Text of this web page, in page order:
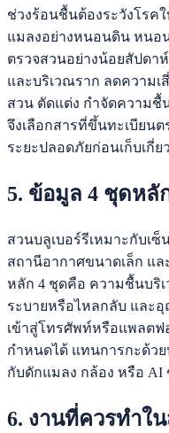
ช่วงร้อนชื้นต้องระวังโรค
แมลงอย่างหนอนดิน หนอ
ตรวจสวนอย่างน้อยสัปดา
และบริเวณราก ลดความเ
สวน ตัดแต่ง กำจัดความชื้
จึงเลือกสารที่ขึ้นทะเบียน
ระยะปลอดภัยก่อนเก็บเกี่ยว
5. ข้อมูล 4 ชุดหลั
สวนบลูเบอร์รีเหมาะกับเ
สถานีอากาศขนาดเล็ก แ
หลัก 4 ชุดคือ ความชื้นบริ
ระบายหรือไหลกลับ และ
เข้าสู่โทรศัพท์หรือแพลตฟ
กำหนดได้ แทนการกะด้ว
กับดักแมลง กล้อง หรือ AI
6. งานที่ควรทำใ